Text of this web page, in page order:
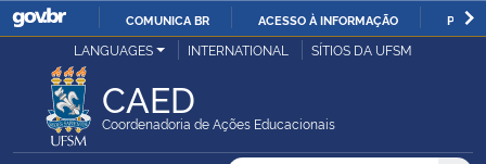
IR
COMUNICA BR ACESSO À INFORMAÇÃO
Ministério da Justiça e Segurança Pública
Ministério da Defesa
LANGUAGES INTERNATIONAL SÍTIOS DA UFSM
CAED
Coordenadoria de Ações Educacionais